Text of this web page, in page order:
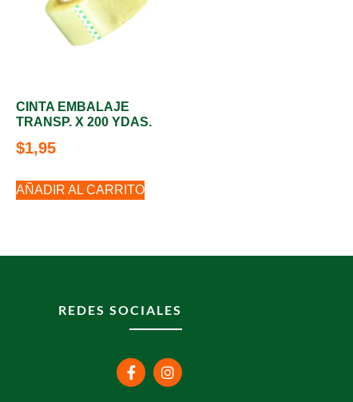
CINTA EMBALAJE
TRANSP. X 200 YDAS.
$1,95
AÑADIR AL CARRITO
REDES SOCIALES